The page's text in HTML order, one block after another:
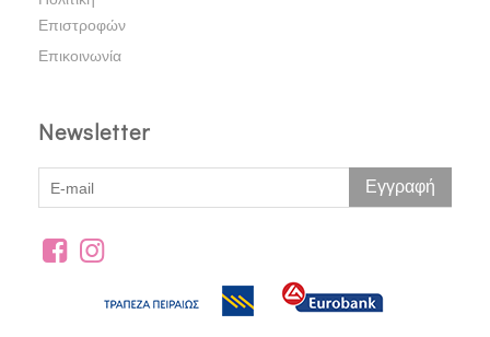
Επιστροφών
Επικοινωνία
Newsletter
Εγγραφή